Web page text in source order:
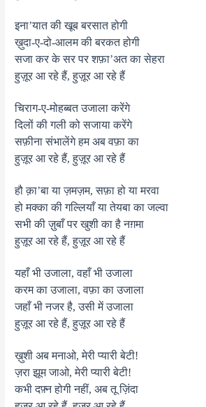
इना’यात की खूब बरसात होगी
ख़ुदा-ए-दो-आलम की बरकत होगी
सजा कर के सर पर शफ़ा’अत का सेहरा
हुज़ूर आ रहे हैं, हुज़ूर आ रहे हैं
चिराग-ए-मोहब्बत उजाला करेंगे
दिलों की गली को सजाया करेंगे
सफ़ीना संभालेंगे हम अब वफ़ा का
हुज़ूर आ रहे हैं, हुज़ूर आ रहे हैं
हौ क़ा’बा या ज़मज़म, सफ़ा हो या मरवा
हो मक्का की गल्लियाँ या तेयबा का जल्वा
सभी की ज़ुबाँ पर खुशी का है नग़मा
हुज़ूर आ रहे हैं, हुज़ूर आ रहे हैं
यहाँ भी उजाला, वहाँ भी उजाला
करम का उजाला, वफ़ा का उजाला
जहाँ भी नजर है, उसी में उजाला
हुज़ूर आ रहे हैं, हुज़ूर आ रहे हैं
ख़ुशी अब मनाओ, मेरी प्यारी बेटी!
ज़रा झूम जाओ, मेरी प्यारी बेटी!
कभी दफ़्न होगी नहीं, अब तू ज़िंदा